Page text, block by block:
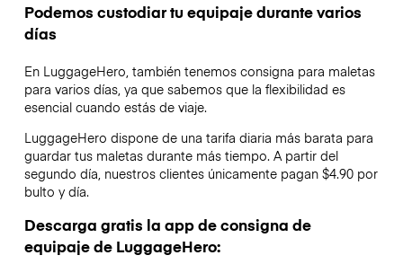
Podemos custodiar tu equipaje durante varios
días
En LuggageHero, también tenemos consigna para maletas
para varios días, ya que sabemos que la flexibilidad es
esencial cuando estás de viaje.
LuggageHero dispone de una tarifa diaria más barata para
guardar tus maletas durante más tiempo. A partir del
segundo día, nuestros clientes únicamente pagan $4.90 por
bulto y día.
Descarga gratis la app de consigna de
equipaje de LuggageHero: